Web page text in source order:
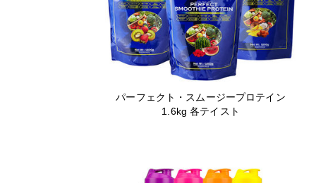
パーフェクト・スムージープロテイン
1.6kg 各テイスト